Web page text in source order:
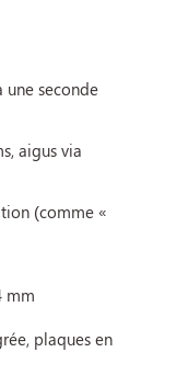
une seconde
aigus via
(comme «
mm
plaques en